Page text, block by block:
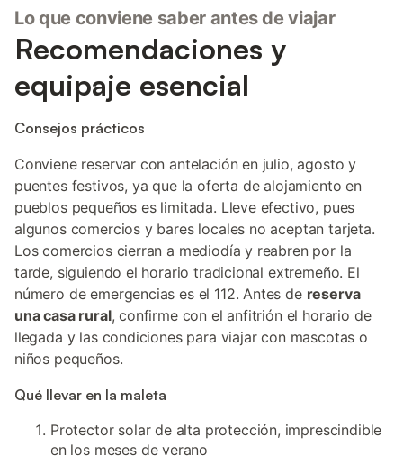
Lo que conviene saber antes de viajar
Recomendaciones y
equipaje esencial
Consejos prácticos
Conviene reservar con antelación en julio, agosto y
puentes festivos, ya que la oferta de alojamiento en
pueblos pequeños es limitada. Lleve efectivo, pues
algunos comercios y bares locales no aceptan tarjeta.
Los comercios cierran a mediodía y reabren por la
tarde, siguiendo el horario tradicional extremeño. El
número de emergencias es el 112. Antes de reserva
una casa rural, confirme con el anfitrión el horario de
llegada y las condiciones para viajar con mascotas o
niños pequeños.
Qué llevar en la maleta
Protector solar de alta protección, imprescindible
en los meses de verano